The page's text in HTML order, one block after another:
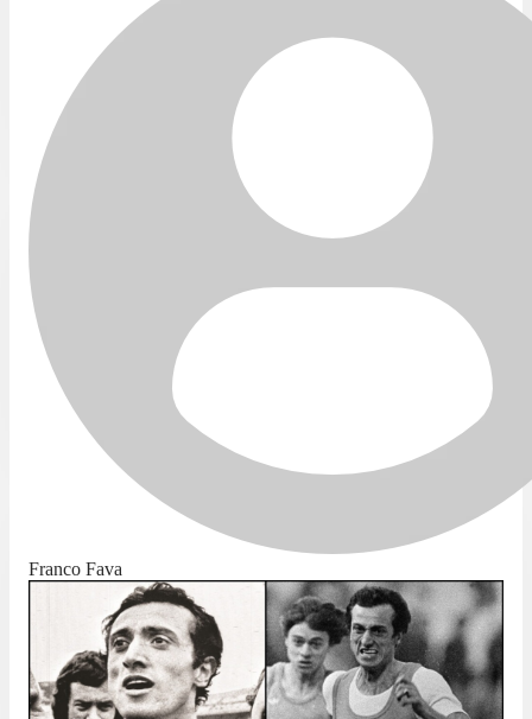
Franco Fava